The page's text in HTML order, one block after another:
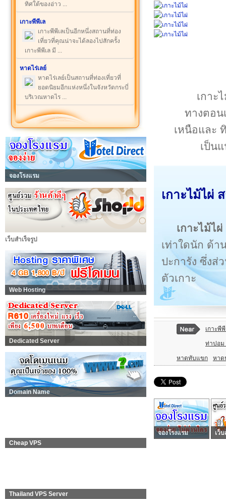
ทิศใต้ของอ่าว ...
เกาะพีพีเล
เกาะพีพีเลเป็นอีกหนึ่งสถานที่ท่อง
เที่ยวที่คุณน่าจะได้ลองไปสักครั้ง
เกาะพีพีเล มี ...
หาดไร่เลย์
หาดไร่เลย์เป็นสถานที่ท่องเที่ยวที่
ยอดนิยมอีกแห่งหนึ่งในจังหวัดกระบี่
บริเวณหาดไร ...
จองโรงแรม
เว็บสำเร็จรูป
Web Hosting
Dedicated Server
Domain Name
Cheap VPS
Thailand VPS Server
เกาะ
ทางตอน
เหนือและ
เป็น
เกาะไม้ไผ่
เกาะไม้ไผ่
เท่าใดนัก ด้า
ปะการัง ซึ่งส่
ตัวเกาะ
เกาะพี
ท่าปอม
หาดทับแขก หาด
จองโรงแรม เว็